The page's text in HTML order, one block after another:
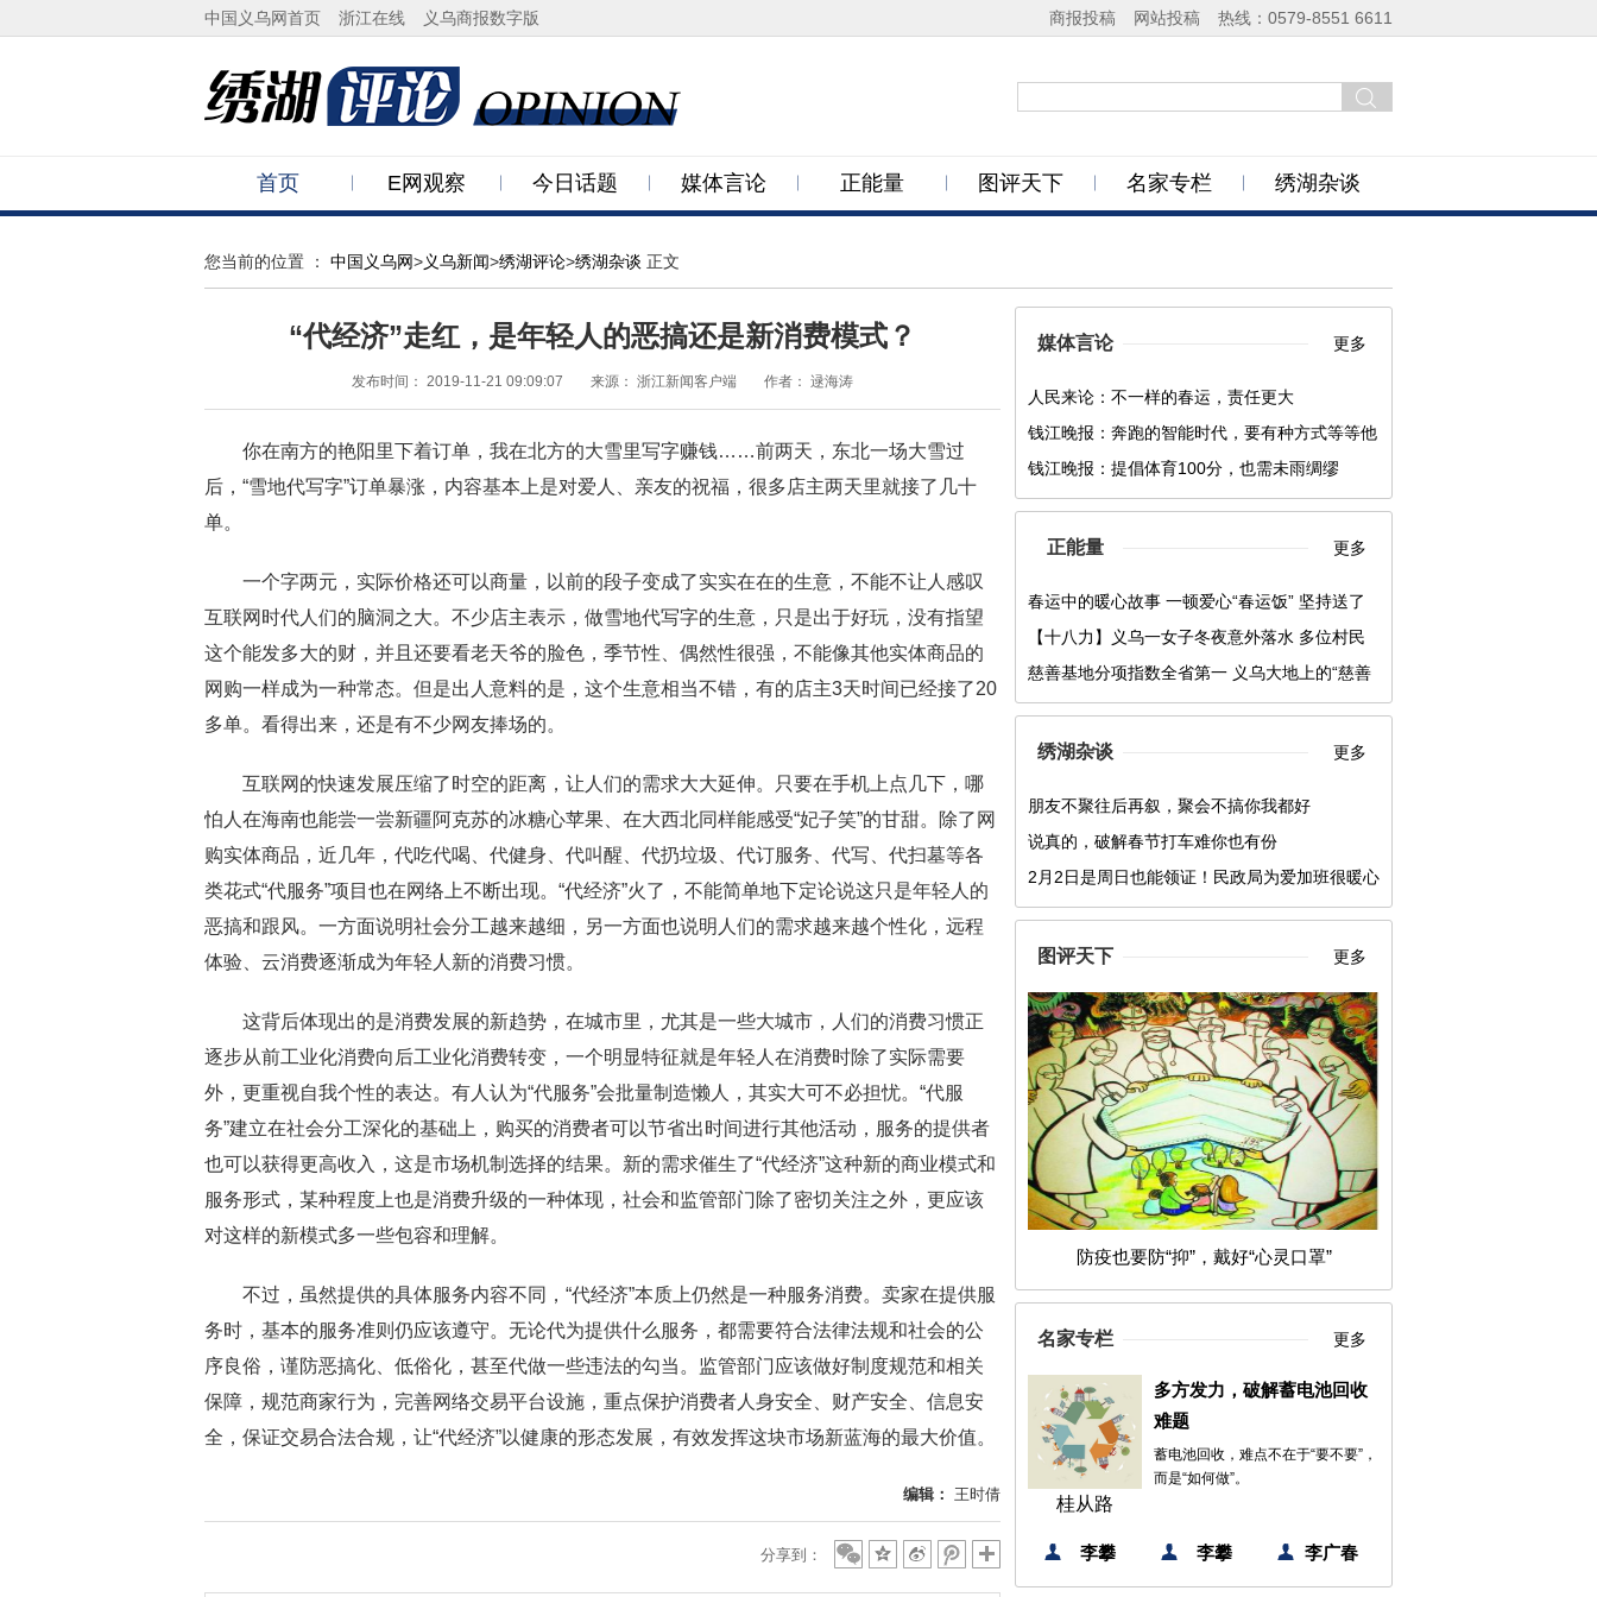
中国义乌网首页 浙江在线 义乌商报数字版 热线：0579-8551 6611
网站投稿
商报投稿
首页 E网观察 今日话题 媒体言论 正能量 图评天下 名家专栏 绣湖杂谈
您当前的位置 ： 中国义乌网>义乌新闻>绣湖评论>绣湖杂谈 正文
“代经济”走红，是年轻人的恶搞还是新消费模式？
发布时间： 2019-11-21 09:09:07 来源： 浙江新闻客户端 作者： 逯海涛
你在南方的艳阳里下着订单，我在北方的大雪里写字赚钱……前两天，东北一场大雪过
后，“雪地代写字”订单暴涨，内容基本上是对爱人、亲友的祝福，很多店主两天里就接了几十
单。
一个字两元，实际价格还可以商量，以前的段子变成了实实在在的生意，不能不让人感叹
互联网时代人们的脑洞之大。不少店主表示，做雪地代写字的生意，只是出于好玩，没有指望
这个能发多大的财，并且还要看老天爷的脸色，季节性、偶然性很强，不能像其他实体商品的
网购一样成为一种常态。但是出人意料的是，这个生意相当不错，有的店主3天时间已经接了20
多单。看得出来，还是有不少网友捧场的。
互联网的快速发展压缩了时空的距离，让人们的需求大大延伸。只要在手机上点几下，哪
怕人在海南也能尝一尝新疆阿克苏的冰糖心苹果、在大西北同样能感受“妃子笑”的甘甜。除了网
购实体商品，近几年，代吃代喝、代健身、代叫醒、代扔垃圾、代订服务、代写、代扫墓等各
类花式“代服务”项目也在网络上不断出现。“代经济”火了，不能简单地下定论说这只是年轻人的
恶搞和跟风。一方面说明社会分工越来越细，另一方面也说明人们的需求越来越个性化，远程
体验、云消费逐渐成为年轻人新的消费习惯。
这背后体现出的是消费发展的新趋势，在城市里，尤其是一些大城市，人们的消费习惯正
逐步从前工业化消费向后工业化消费转变，一个明显特征就是年轻人在消费时除了实际需要
外，更重视自我个性的表达。有人认为“代服务”会批量制造懒人，其实大可不必担忧。“代服
务”建立在社会分工深化的基础上，购买的消费者可以节省出时间进行其他活动，服务的提供者
也可以获得更高收入，这是市场机制选择的结果。新的需求催生了“代经济”这种新的商业模式和
服务形式，某种程度上也是消费升级的一种体现，社会和监管部门除了密切关注之外，更应该
对这样的新模式多一些包容和理解。
不过，虽然提供的具体服务内容不同，“代经济”本质上仍然是一种服务消费。卖家在提供服
务时，基本的服务准则仍应该遵守。无论代为提供什么服务，都需要符合法律法规和社会的公
序良俗，谨防恶搞化、低俗化，甚至代做一些违法的勾当。监管部门应该做好制度规范和相关
保障，规范商家行为，完善网络交易平台设施，重点保护消费者人身安全、财产安全、信息安
全，保证交易合法合规，让“代经济”以健康的形态发展，有效发挥这块市场新蓝海的最大价值。
编辑： 王时倩
分享到：
媒体言论 更多
人民来论：不一样的春运，责任更大
钱江晚报：奔跑的智能时代，要有种方式等等他
们
钱江晚报：提倡体育100分，也需未雨绸缪
正能量 更多
春运中的暖心故事 一顿爱心“春运饭” 坚持送了
16年
【十八力】义乌一女子冬夜意外落水 多位村民
合力营救
慈善基地分项指数全省第一 义乌大地上的“慈善
之力”
绣湖杂谈 更多
朋友不聚往后再叙，聚会不搞你我都好
说真的，破解春节打车难你也有份
2月2日是周日也能领证！民政局为爱加班很暖心
图评天下 更多
防疫也要防“抑”，戴好“心灵口罩”
名家专栏 更多
桂从路
多方发力，破解蓄电池回收
难题
蓄电池回收，难点不在于“要不要”，
而是“如何做”。
李攀 李攀 李广春